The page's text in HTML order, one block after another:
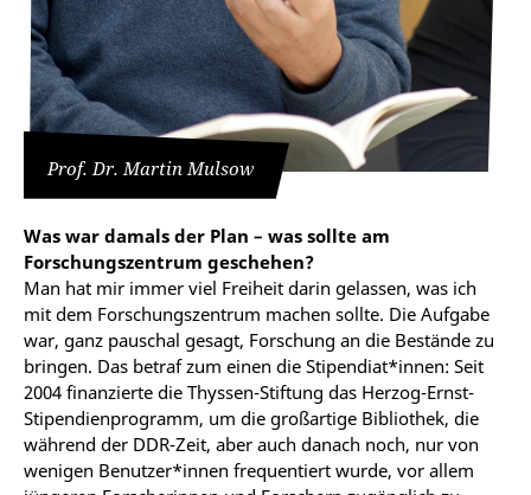
Prof. Dr. Martin Mulsow
Was war damals der Plan – was sollte am
Forschungszentrum geschehen?
Man hat mir immer viel Freiheit darin gelassen, was ich
mit dem Forschungszentrum machen sollte. Die Aufgabe
war, ganz pauschal gesagt, Forschung an die Bestände zu
bringen. Das betraf zum einen die Stipendiat*innen: Seit
2004 finanzierte die Thyssen-Stiftung das Herzog-Ernst-
Stipendienprogramm, um die großartige Bibliothek, die
während der DDR-Zeit, aber auch danach noch, nur von
wenigen Benutzer*innen frequentiert wurde, vor allem